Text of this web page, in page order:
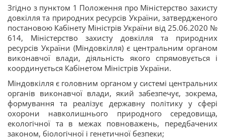
Згідно з пунктом 1 Положення про Міністерство захисту
довкілля та природних ресурсів України, затвердженого
постановою Кабінету Міністрів України від 25.06.2020 №
614, Міністерство захисту довкілля та природних
ресурсів України (Міндовкілля) є центральним органом
виконавчої влади, діяльність якого спрямовується і
координується Кабінетом Міністрів України.
Міндовкілля є головним органом у системі центральних
органів виконавчої влади, який забезпечує, зокрема,
формування та реалізує державну політику у сфері
охорони навколишнього природного середовища,
екологічної та в межах повноважень, передбачених
законом, біологічної і генетичної безпеки;